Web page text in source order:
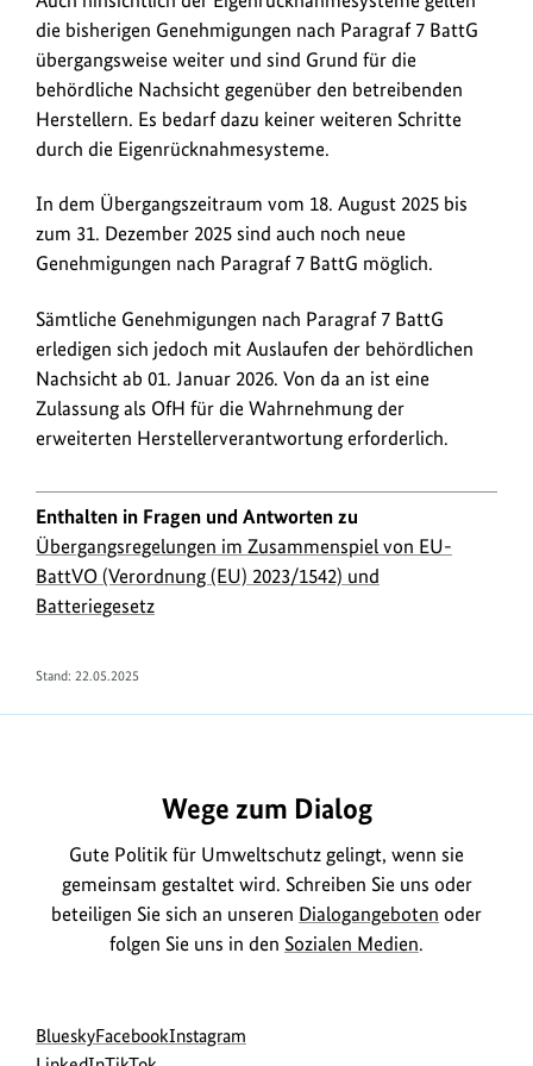
die bisherigen Genehmigungen nach Paragraf 7 BattG
übergangsweise weiter und sind Grund für die
behördliche Nachsicht gegenüber den betreibenden
Herstellern. Es bedarf dazu keiner weiteren Schritte
durch die Eigenrücknahmesysteme.
In dem Übergangszeitraum vom 18. August 2025 bis
zum 31. Dezember 2025 sind auch noch neue
Genehmigungen nach Paragraf 7 BattG möglich.
Sämtliche Genehmigungen nach Paragraf 7 BattG
erledigen sich jedoch mit Auslaufen der behördlichen
Nachsicht ab 01. Januar 2026. Von da an ist eine
Zulassung als OfH für die Wahrnehmung der
erweiterten Herstellerverantwortung erforderlich.
Enthalten in Fragen und Antworten zu
Übergangsregelungen im Zusammenspiel von EU-
BattVO (Verordnung (EU) 2023/1542) und
Batteriegesetz
Stand: 22.05.2025
Wege zum Dialog
Gute Politik für Umweltschutz gelingt, wenn sie
gemeinsam gestaltet wird. Schreiben Sie uns oder
beteiligen Sie sich an unseren Dialogangeboten oder
folgen Sie uns in den Sozialen Medien.
Social
Blueskyzur
Facebookzur
Instagram